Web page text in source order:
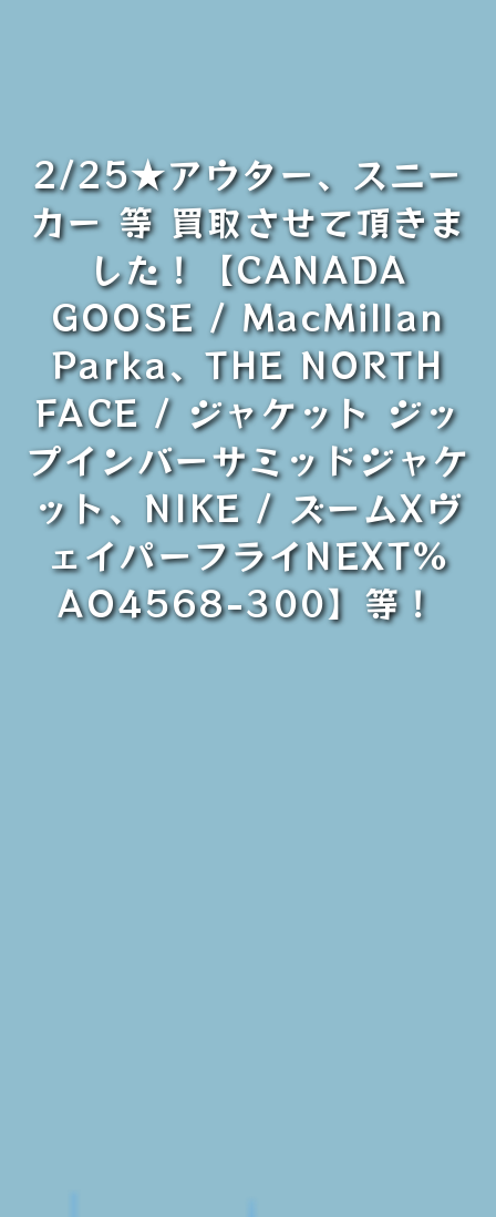
2/25★アウター、スニー
カー 等 買取させて頂きま
した！【CANADA
GOOSE / MacMillan
Parka、THE NORTH
FACE / ジャケット ジッ
プインバーサミッドジャケ
ット、NIKE / ズームXヴ
ェイパーフライNEXT%
AO4568-300】等！